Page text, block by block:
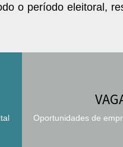
o período eleitoral,
Oportunidades de